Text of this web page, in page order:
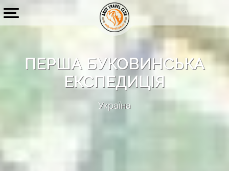
ПЕРША БУКОВИНСЬКА
ЕКСПЕДИЦІЯ
Україна